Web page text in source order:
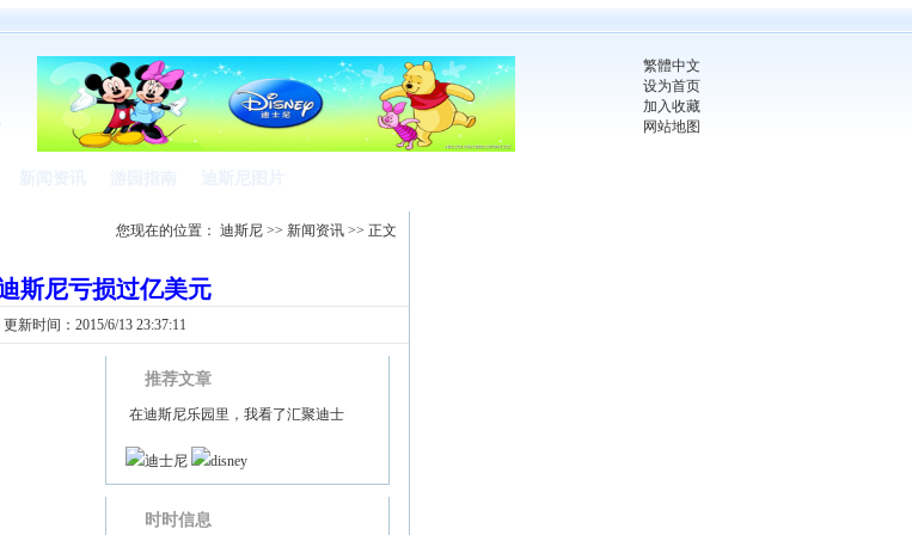
繁體中文
设为首页
加入收藏
网站地图
您现在的位置： 迪斯尼 >> 新闻资讯 >> 正文
斯尼亏损过亿美元
新时间：2015/6/13 23:37:11
推荐文章
在迪斯尼乐园里，我看了汇聚迪士
迪士尼 disney
时时信息